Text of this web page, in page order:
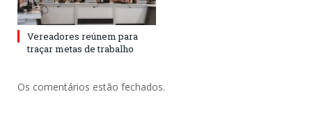
Vereadores reúnem para
traçar metas de trabalho
Os comentários estão fechados.